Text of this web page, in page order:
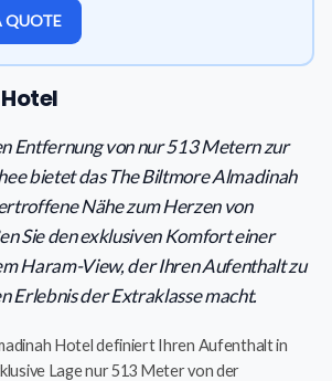
QUOTE
Entfernung von nur 513 Metern zur
bietet das The Biltmore Almadinah
Nähe zum Herzen von
Sie den exklusiven Komfort einer
Haram-View, der Ihren Aufenthalt zu
Erlebnis der Extraklasse macht.
Hotel definiert Ihren Aufenthalt in
Lage nur 513 Meter von der